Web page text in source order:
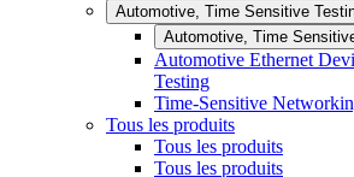
Automotive, Time Sensitive
Automotive, Time
Automotive Ethernet
Testing
Time-Sensitive
Tous les produits
Tous les produits
Tous les produits